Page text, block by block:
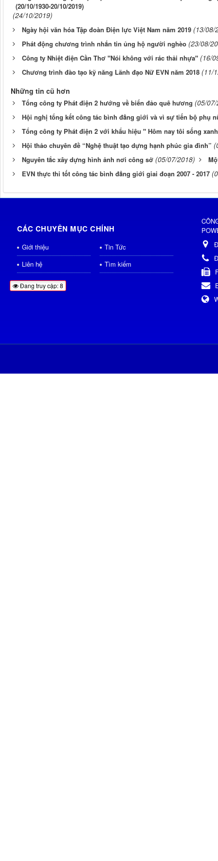
(20/10/1930-20/10/2019)
(24/10/2019)
Ngày hội văn hóa Tập đoàn Điện lực Việt Nam năm 2019 (13/08/
Phát động chương trình nhắn tin ủng hộ người nghèo (23/08/
Công ty Nhiệt điện Cần Thơ "Nói không với rác thải nhựa" (16/
Chương trình đào tạo kỹ năng Lãnh đạo Nữ EVN năm 2018 (11/
Những tin cũ hơn
Tổng công ty Phát điện 2 hướng về biển đảo quê hương (05/
Hội nghị tổng kết công tác bình đẳng giới và vì sự tiến bộ phụ
Tổng công ty Phát điện 2 với khẩu hiệu " Hôm nay tôi sống
Hội thảo chuyên đề “Nghệ thuật tạo dựng hạnh phúc gia đình”
Nguyên tắc xây dựng hình ảnh nơi công sở (05/07/2018)
EVN thực thi tốt công tác bình đẳng giới giai đoạn 2007 - 2017
CÁC CHUYÊN MỤC CHÍNH
Giới thiệu
Tin Tức
Liên hệ
Tìm kiếm
Đang truy cập: 8